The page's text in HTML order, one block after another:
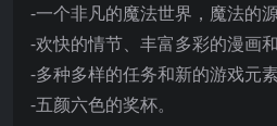
-一个非凡的魔法世界，魔法的
-欢快的情节、丰富多彩的漫画
-多种多样的任务和新的游戏元素
-五颜六色的奖杯。